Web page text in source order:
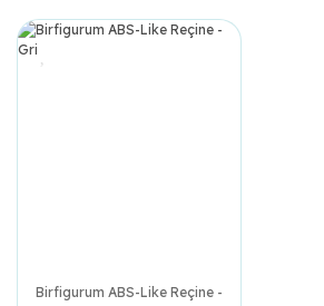
Birfigurum ABS-Like Reçine -